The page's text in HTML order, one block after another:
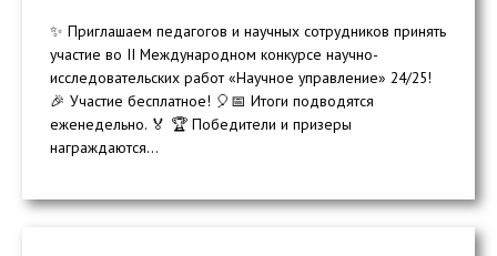
✨ Приглашаем педагогов и научных сотрудников принять
участие во II Международном конкурсе научно-
исследовательских работ «Научное управление» 24/25!
🎉 Участие бесплатное! 🎈📅 Итоги подводятся
еженедельно. 🏅 🏆 Победители и призеры
награждаются...